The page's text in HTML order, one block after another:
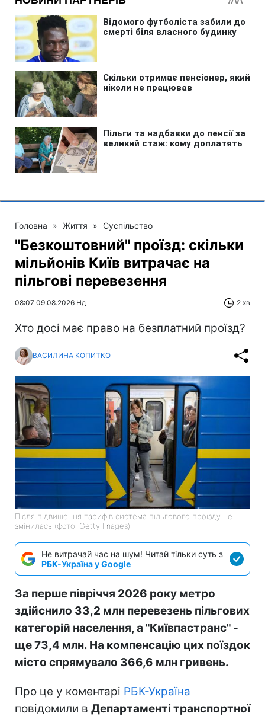
Головна » Життя » Суспільство
"Безкоштовний" проїзд: скільки
мільйонів Київ витрачає на
пільгові перевезення
08:07 09.08.2026 Нд 2 хв
Хто досі має право на безплатний проїзд?
ВАСИЛИНА КОПИТКО
Після підвищення тарифів система пільгового проїзду не
змінилась (фото: Getty Images)
Не витрачай час на шум! Читай тільки суть з
РБК-Україна у Google
За перше півріччя 2026 року метро
здійснило 33,2 млн перевезень пільгових
категорій населення, а "Київпастранс" -
ще 73,4 млн. На компенсацію цих поїздок
місто спрямувало 366,6 млн гривень.
Про це у коментарі РБК-Україна
повідомили в Департаменті транспортної